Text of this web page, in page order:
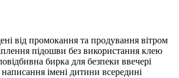
від промокання та продування вітром
підошви без використання клею
бирка для безпеки ввечері
імені дитини всередині